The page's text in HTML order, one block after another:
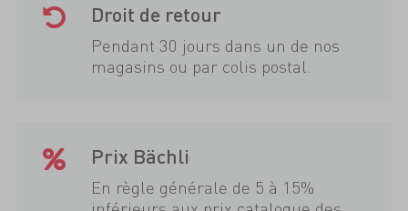
Droit de retour
Pendant 30 jours dans un de nos
magasins ou par colis postal.
Prix Bächli
En règle générale de 5 à 15%